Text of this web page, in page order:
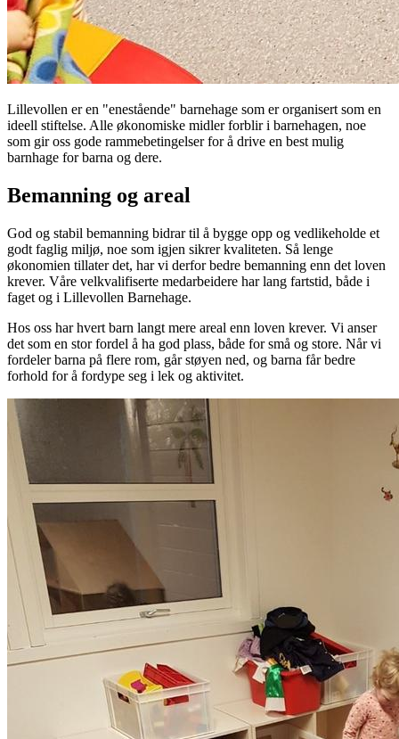
Lillevollen er en "enestående" barnehage som er organisert som en
ideell stiftelse. Alle økonomiske midler forblir i barnehagen, noe
som gir oss gode rammebetingelser for å drive en best mulig
barnhage for barna og dere.
Bemanning og areal
God og stabil bemanning bidrar til å bygge opp og vedlikeholde et
godt faglig miljø, noe som igjen sikrer kvaliteten. Så lenge
økonomien tillater det, har vi derfor bedre bemanning enn det loven
krever. Våre velkvalifiserte medarbeidere har lang fartstid, både i
faget og i Lillevollen Barnehage.
Hos oss har hvert barn langt mere areal enn loven krever. Vi anser
det som en stor fordel å ha god plass, både for små og store. Når vi
fordeler barna på flere rom, går støyen ned, og barna får bedre
forhold for å fordype seg i lek og aktivitet.